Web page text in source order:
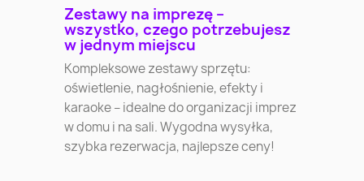
Zestawy na imprezę –
wszystko, czego potrzebujesz
w jednym miejscu
Kompleksowe zestawy sprzętu:
oświetlenie, nagłośnienie, efekty i
karaoke – idealne do organizacji imprez
w domu i na sali. Wygodna wysyłka,
szybka rezerwacja, najlepsze ceny!